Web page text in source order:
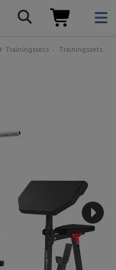
Trainingssets Trainingssets